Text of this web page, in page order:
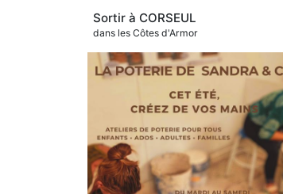
Sortir à CORSEUL
dans les Côtes d'Armor